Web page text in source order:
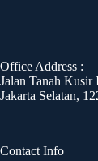
Office Address :
Jalan Tanah
Jakarta Selatan,
Contact Info